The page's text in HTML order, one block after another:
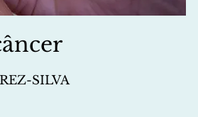
SILVA